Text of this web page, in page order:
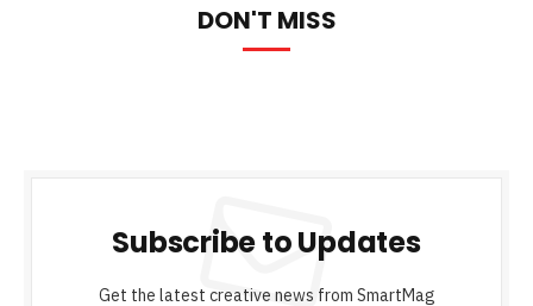
DON'T MISS
Subscribe to Updates
Get the latest creative news from SmartMag